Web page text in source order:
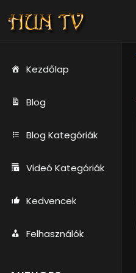
Kezdőlap
Blog
Blog Kategóriák
Videó Kategóriák
Kedvencek
Felhasználók